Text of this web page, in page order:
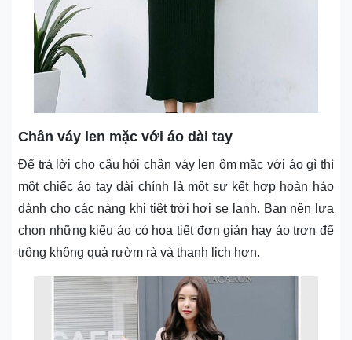
Chân váy len mặc với áo dài tay
Để trả lời cho câu hỏi chân váy len ôm mặc với áo gì thì
một chiếc áo tay dài chính là một sự kết hợp hoàn hảo
dành cho các nàng khi tiêt trời hơi se lạnh. Bạn nên lựa
chọn những kiểu áo có họa tiết đơn giản hay áo trơn để
trông không quá rườm rà và thanh lịch hơn.